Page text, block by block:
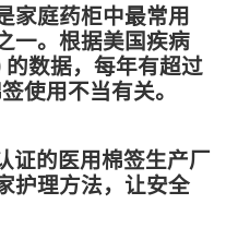
家庭药柜中最常用
一。根据美国疾病
数据，每年有超过
使用不当有关。
证的医用棉签生产厂
护理方法，让安全